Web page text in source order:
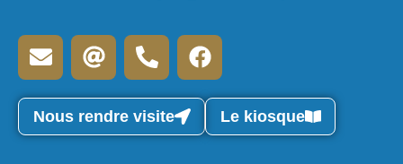
Nous rendre visite Le kiosque